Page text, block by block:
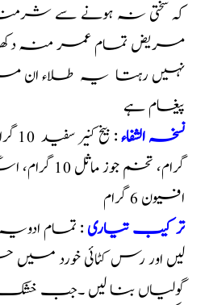
کہ سختی نہ ہونے سے
مریض تمام عمر منہ
نہیں رہتا یہ طلاء ان
پیغام ہے
نسخہ الشفاء
افیون 6 گرام
تر کیب تیاری: تمام
لیں اور رس کٹائی خورد میں
گولیاں بنا لیں ۔جب خشک